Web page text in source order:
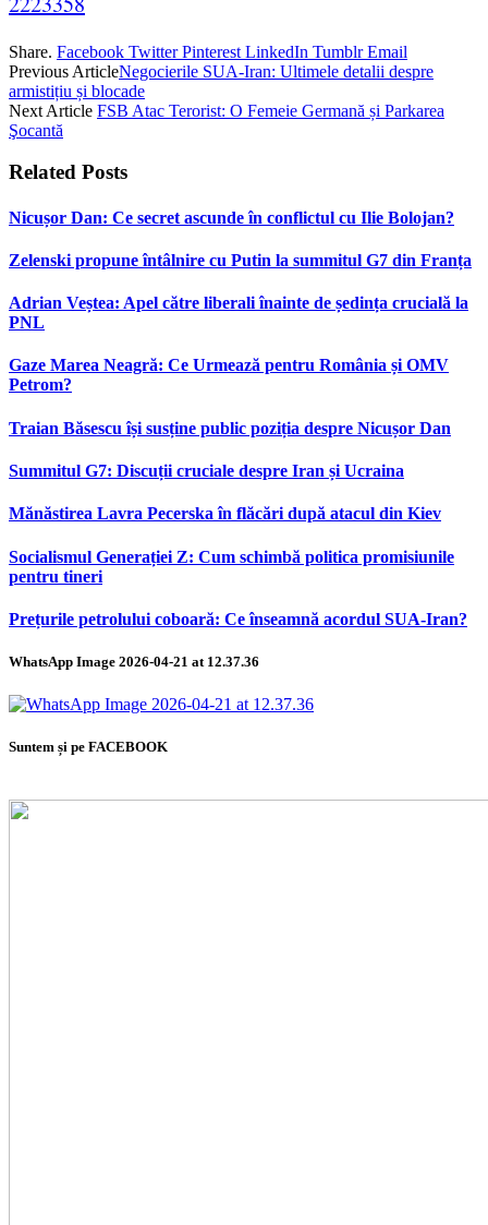
Share. Facebook Twitter Pinterest LinkedIn Tumblr Email
Previous ArticleNegocierile SUA-Iran: Ultimele detalii despre
armistițiu și blocade
Next Article FSB Atac Terorist: O Femeie Germană și Parkarea
Şocantă
Related Posts
Nicușor Dan: Ce secret ascunde în conflictul cu Ilie Bolojan?
Zelenski propune întâlnire cu Putin la summitul G7 din Franța
Adrian Veștea: Apel către liberali înainte de ședința crucială la
PNL
Gaze Marea Neagră: Ce Urmează pentru România și OMV
Petrom?
Traian Băsescu își susține public poziția despre Nicușor Dan
Summitul G7: Discuții cruciale despre Iran și Ucraina
Mănăstirea Lavra Pecerska în flăcări după atacul din Kiev
Socialismul Generației Z: Cum schimbă politica promisiunile
pentru tineri
Prețurile petrolului coboară: Ce înseamnă acordul SUA-Iran?
WhatsApp Image 2026-04-21 at 12.37.36
Suntem și pe FACEBOOK